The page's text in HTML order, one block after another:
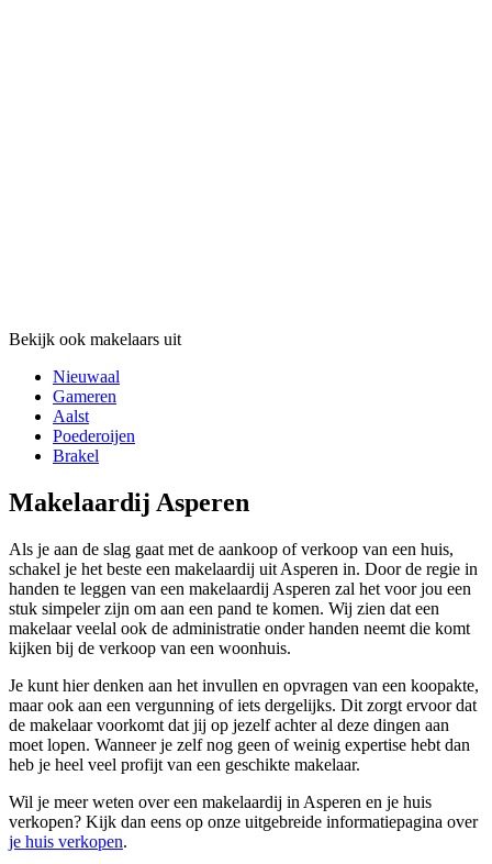
Bekijk ook makelaars uit
Nieuwaal
Gameren
Aalst
Poederoijen
Brakel
Makelaardij Asperen
Als je aan de slag gaat met de aankoop of verkoop van een huis,
schakel je het beste een makelaardij uit Asperen in. Door de regie in
handen te leggen van een makelaardij Asperen zal het voor jou een
stuk simpeler zijn om aan een pand te komen. Wij zien dat een
makelaar veelal ook de administratie onder handen neemt die komt
kijken bij de verkoop van een woonhuis.
Je kunt hier denken aan het invullen en opvragen van een koopakte,
maar ook aan een vergunning of iets dergelijks. Dit zorgt ervoor dat
de makelaar voorkomt dat jij op jezelf achter al deze dingen aan
moet lopen. Wanneer je zelf nog geen of weinig expertise hebt dan
heb je heel veel profijt van een geschikte makelaar.
Wil je meer weten over een makelaardij in Asperen en je huis
verkopen? Kijk dan eens op onze uitgebreide informatiepagina over
je huis verkopen.